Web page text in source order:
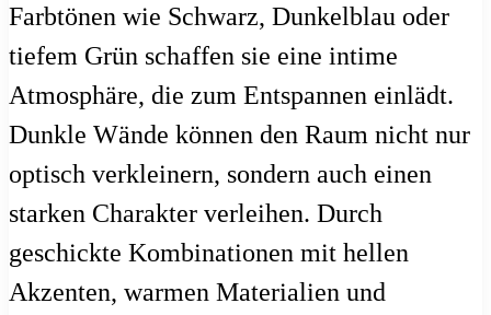
Farbtönen wie Schwarz, Dunkelblau oder
tiefem Grün schaffen sie eine intime
Atmosphäre, die zum Entspannen einlädt.
Dunkle Wände können den Raum nicht nur
optisch verkleinern, sondern auch einen
starken Charakter verleihen. Durch
geschickte Kombinationen mit hellen
Akzenten, warmen Materialien und